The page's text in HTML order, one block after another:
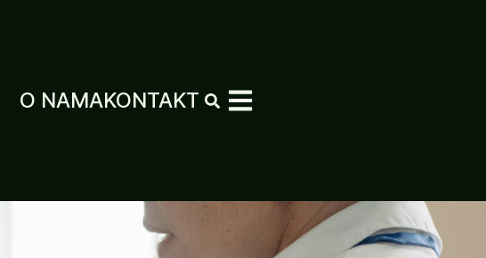
O NAMAKONTAKT